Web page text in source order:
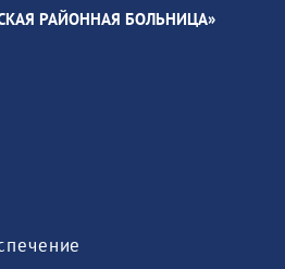
РАЙОННАЯ БОЛЬНИЦА»